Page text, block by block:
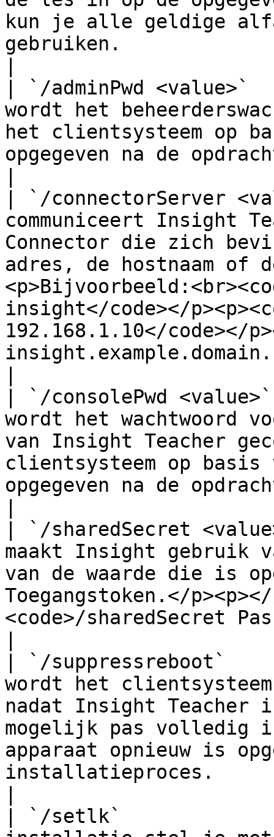
kun je alle geldige
gebruiken.
| `/adminPwd
wordt het
het clientsysteem op
opgegeven na de
| `/connectorServer
communiceert Insight
Connector die zich
adres, de hostnaam of
insight</code></
192.168.1.10</code></
| `/consolePwd
wordt het wachtwoord
van Insight Teacher
clientsysteem op basis
opgegeven na de
| `/sharedSecret
maakt Insight gebruik
van de waarde die is
Toegangstoken.</
<code>/sharedSecret
| `/suppressreboot`
wordt het
nadat Insight
mogelijk pas volledig
apparaat opnieuw is
installatieproces.
| `/setlk`